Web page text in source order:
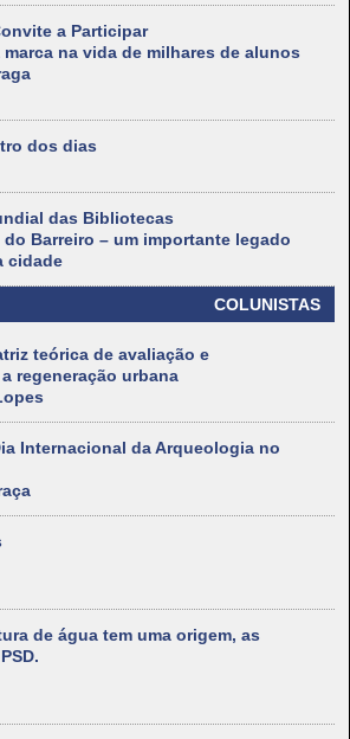
a Participar
na vida de milhares de alunos
dos dias
das Bibliotecas
Barreiro – um importante legado
cidade
COLUNISTAS
teórica de avaliação e
regeneração urbana
Internacional da Arqueologia no
de água tem uma origem, as